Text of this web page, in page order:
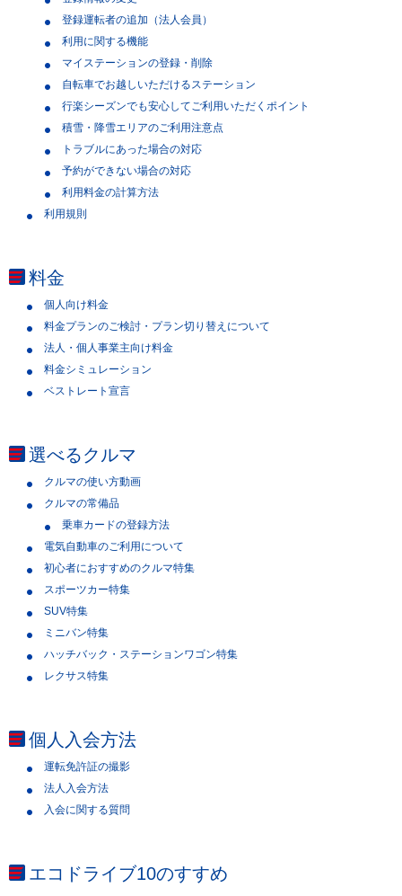
登録運転者の追加（法人会員）
利用に関する機能
マイステーションの登録・削除
自転車でお越しいただけるステーション
行楽シーズンでも安心してご利用いただくポイント
積雪・降雪エリアのご利用注意点
トラブルにあった場合の対応
予約ができない場合の対応
利用料金の計算方法
利用規則
料金
個人向け料金
料金プランのご検討・プラン切り替えについて
法人・個人事業主向け料金
料金シミュレーション
ベストレート宣言
選べるクルマ
クルマの使い方動画
クルマの常備品
乗車カードの登録方法
電気自動車のご利用について
初心者におすすめのクルマ特集
スポーツカー特集
SUV特集
ミニバン特集
ハッチバック・ステーションワゴン特集
レクサス特集
個人入会方法
運転免許証の撮影
法人入会方法
入会に関する質問
エコドライブ10のすすめ